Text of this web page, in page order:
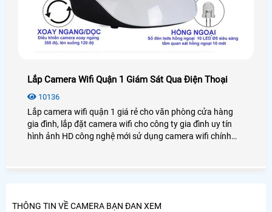
Lắp Camera Wifi Quận 1 Giám Sát Qua Điện Thoại
10136
Lắp camera wifi quận 1 giá rẻ cho văn phòng cửa hàng
gia đình, lắp đặt camera wifi cho công ty gia đình uy tín
hình ảnh HD công nghệ mới sử dụng camera wifi chính
THÔNG TIN VỀ CAMERA BẠN ĐAN XEM